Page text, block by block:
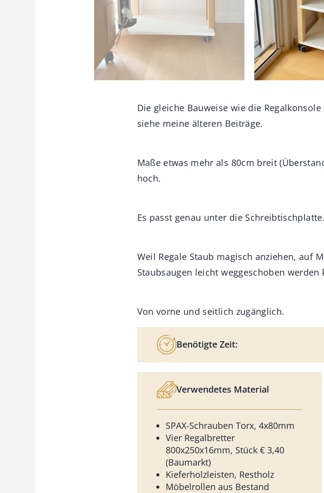
Die gleiche Bauweise wie die
siehe meine älteren Beiträge.
Maße etwas mehr als 80cm breit
hoch.
Es passt genau unter die
Weil Regale Staub magisch anziehen, auf
Staubsaugen leicht weggeschoben werden
Von vorne und seitlich zugänglich.
Benötigte Zeit:
Verwendetes Material
SPAX-Schrauben Torx, 4x80mm
Vier Regalbretter
800x250x16mm, Stück € 3,40
(Baumarkt)
Kieferholzleisten, Restholz
Möbelrollen aus Bestand